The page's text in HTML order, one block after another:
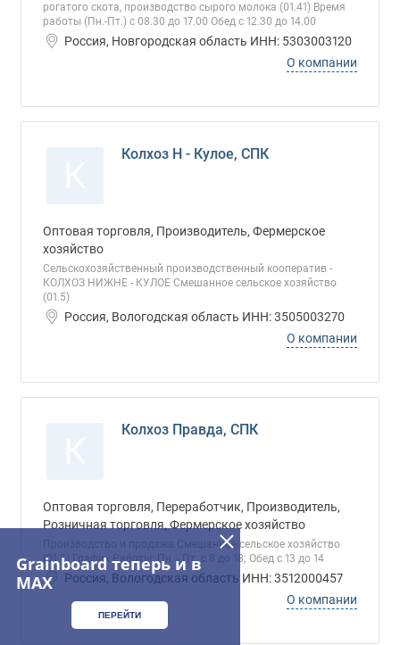
рогатого скота, производство сырого молока (01.41) Время
работы (Пн.-Пт.) с 08.30 до 17.00 Обед с 12.30 до 14.00
Россия, Новгородская область ИНН: 5303003120
О компании
Колхоз Н - Кулое, СПК
Оптовая торговля, Производитель, Фермерское
хозяйство
Сельскохозяйственный производственный кооператив -
КОЛХОЗ НИЖНЕ - КУЛОЕ Смешанное сельское хозяйство
(01.5)
Россия, Вологодская область ИНН: 3505003270
О компании
Колхоз Правда, СПК
Оптовая торговля, Переработчик, Производитель,
Розничная торговля, Фермерское хозяйство
Производство и продажа Смешанное сельское хозяйство
(01.5) График Работы: Пн. - Пт. с 8 до 18; Обед с 13 до 14
Россия, Вологодская область ИНН: 3512000457
О компании
Grainboard теперь и в
MAX
ПЕРЕЙТИ